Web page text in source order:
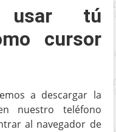
usar tú
cursor
a descargar la
nuestro teléfono
al navegador de